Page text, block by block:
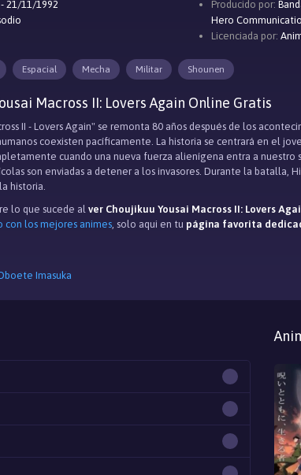
21/11/1992
Producido por:
Hero
Licenciada por:
Espacial Mecha Militar Shounen
Macross II: Lovers Again Online Gratis
II - Lovers Again" se remonta 80 años después de los
coexisten pacíficamente. La historia se centrará en el
cuando una nueva fuerza alienígena entra a nuestro
son enviadas a detener a los invasores. Durante la
historia.
lo que sucede al ver Choujikuu Yousai Macross II: Lovers
con los mejores animes, solo aqui en tu página favorita
Imasuka